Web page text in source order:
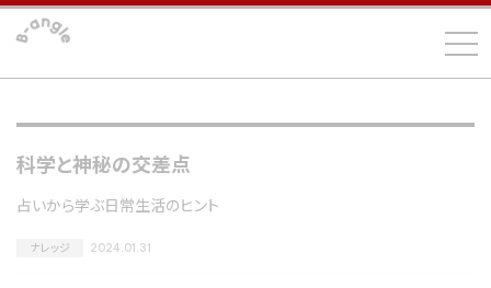
科学と神秘の交差点
占いから学ぶ日常生活のヒント
ナレッジ 2024.01.31